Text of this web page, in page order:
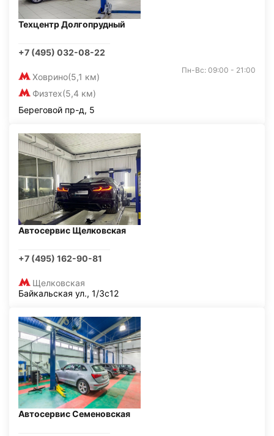
Техцентр Долгопрудный
+7 (495) 032-08-22
Ховрино(5,1 км)
Физтех(5,4 км)
Пн-Вс: 09:00 - 21:00
Береговой пр-д, 5
Автосервис Щелковская
+7 (495) 162-90-81
Щелковская
Байкальская ул., 1/3с12
Автосервис Семеновская